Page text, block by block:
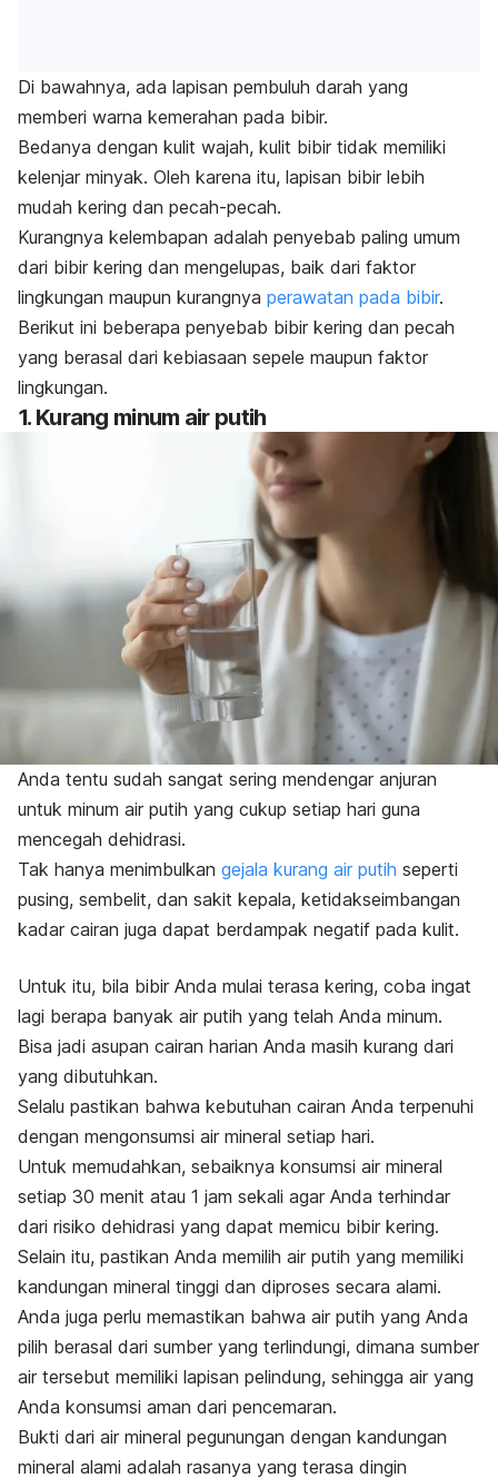
Di bawahnya, ada lapisan pembuluh darah yang
memberi warna kemerahan pada bibir.
Bedanya dengan kulit wajah, kulit bibir tidak memiliki
kelenjar minyak. Oleh karena itu, lapisan bibir lebih
mudah kering dan pecah-pecah.
Kurangnya kelembapan adalah penyebab paling umum
dari bibir kering dan mengelupas, baik dari faktor
lingkungan maupun kurangnya perawatan pada bibir.
Berikut ini beberapa penyebab bibir kering dan pecah
yang berasal dari kebiasaan sepele maupun faktor
lingkungan.
1. Kurang minum air putih
Anda tentu sudah sangat sering mendengar anjuran
untuk minum air putih yang cukup setiap hari guna
mencegah dehidrasi.
Tak hanya menimbulkan gejala kurang air putih seperti
pusing, sembelit, dan sakit kepala, ketidakseimbangan
kadar cairan juga dapat berdampak negatif pada kulit.
Untuk itu, bila bibir Anda mulai terasa kering, coba ingat
lagi berapa banyak air putih yang telah Anda minum.
Bisa jadi asupan cairan harian Anda masih kurang dari
yang dibutuhkan.
Selalu pastikan bahwa kebutuhan cairan Anda terpenuhi
dengan mengonsumsi air mineral setiap hari.
Untuk memudahkan, sebaiknya konsumsi air mineral
setiap 30 menit atau 1 jam sekali agar Anda terhindar
dari risiko dehidrasi yang dapat memicu bibir kering.
Selain itu, pastikan Anda memilih air putih yang memiliki
kandungan mineral tinggi dan diproses secara alami.
Anda juga perlu memastikan bahwa air putih yang Anda
pilih berasal dari sumber yang terlindungi, dimana sumber
air tersebut memiliki lapisan pelindung, sehingga air yang
Anda konsumsi aman dari pencemaran.
Bukti dari air mineral pegunungan dengan kandungan
mineral alami adalah rasanya yang terasa dingin